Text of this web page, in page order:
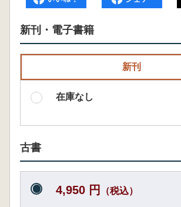
新刊・電子書籍
新刊
在庫なし
古書
4,950 円 （税込）